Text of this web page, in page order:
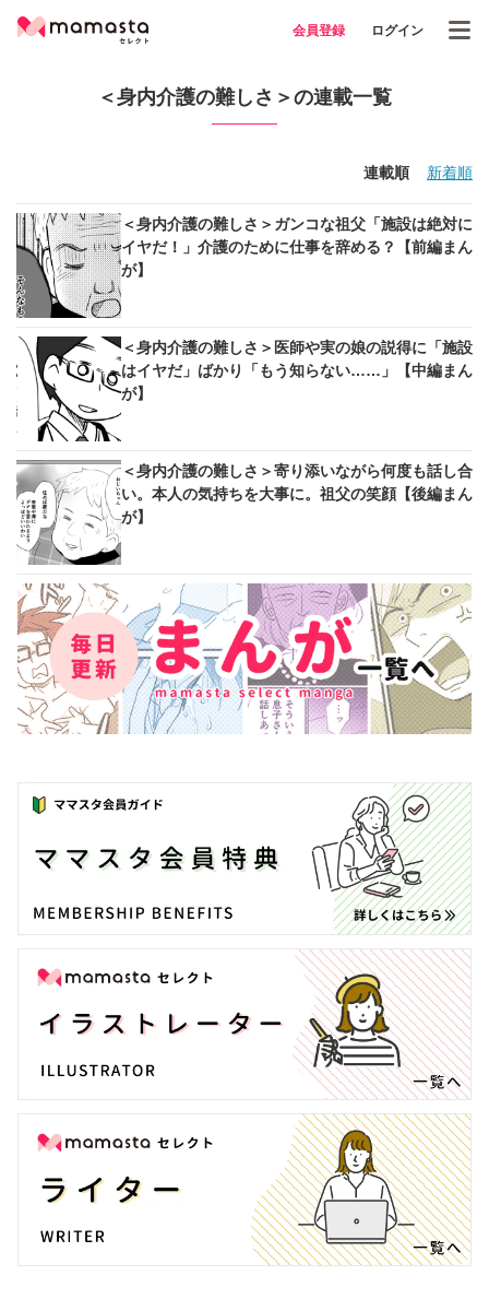
会員登録 ログイン
＜身内介護の難しさ＞の連載一覧
連載順 新着順
＜身内介護の難しさ＞ガンコな祖父「施設は絶対に
イヤだ！」介護のために仕事を辞める？【前編まん
が】
＜身内介護の難しさ＞医師や実の娘の説得に「施設
はイヤだ」ばかり「もう知らない……」【中編まん
が】
＜身内介護の難しさ＞寄り添いながら何度も話し合
い。本人の気持ちを大事に。祖父の笑顔【後編まん
が】